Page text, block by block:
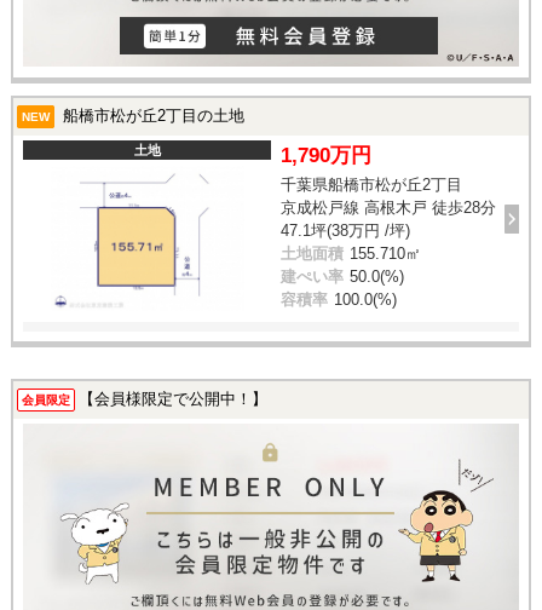
NEW 船橋市松が丘2丁目の土地
土地 1,790万円
千葉県船橋市松が丘2丁目
京成松戸線 高根木戸 徒歩28分
47.1坪(38万円 /坪)
土地面積 155.710㎡
建ぺい率 50.0(%)
容積率 100.0(%)
会員限定 【会員様限定で公開中！】